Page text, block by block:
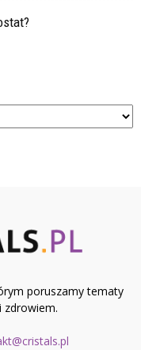
poruszamy tematy
zdrowiem.